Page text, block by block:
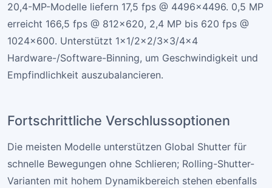
20,4-MP-Modelle liefern 17,5 fps @ 4496×4496. 0,5 MP
erreicht 166,5 fps @ 812×620, 2,4 MP bis 620 fps @
1024×600. Unterstützt 1×1/2×2/3×3/4×4
Hardware-/Software-Binning, um Geschwindigkeit und
Empfindlichkeit auszubalancieren.
Fortschrittliche Verschlussoptionen
Die meisten Modelle unterstützen Global Shutter für
schnelle Bewegungen ohne Schlieren; Rolling-Shutter-
Varianten mit hohem Dynamikbereich stehen ebenfalls